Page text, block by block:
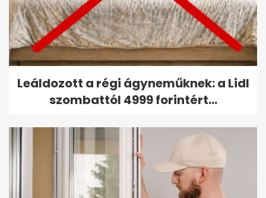
Leáldozott a régi ágyneműknek: a Lidl
szombattól 4999 forintért...